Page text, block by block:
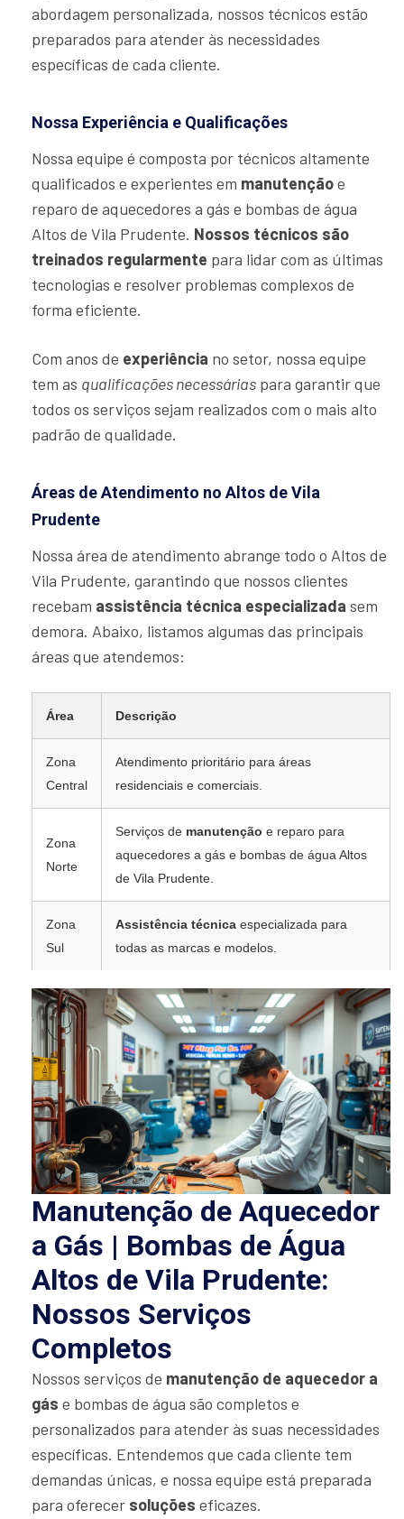
abordagem personalizada, nossos técnicos estão
preparados para atender às necessidades
específicas de cada cliente.
Nossa Experiência e Qualificações
Nossa equipe é composta por técnicos altamente
qualificados e experientes em manutençãoe
reparo de aquecedores a gás e bombas de água
Altos de Vila Prudente. Nossos técnicos são
treinados regularmente para lidar com as últimas
tecnologias e resolver problemas complexos de
forma eficiente.
Com anos de experiência no setor, nossa equipe
tem as qualificações necessárias para garantir que
todos os serviços sejam realizados com o mais alto
padrão de qualidade.
Áreas de Atendimento no Altos de Vila
Prudente
Nossa área de atendimento abrange todo o Altos de
Vila Prudente, garantindo que nossos clientes
recebam assistência técnica especializada sem
demora. Abaixo, listamos algumas das principais
áreas que atendemos:
Área Descrição
Zona
Central
Atendimento prioritário para áreas
residenciais e comerciais.
Zona
Norte
Serviços de manutenção e reparo para
aquecedores a gás e bombas de água Altos
de Vila Prudente.
Zona
Sul
Assistência técnica especializada para
todas as marcas e modelos.
Manutenção de Aquecedor
a Gás | Bombas de Água
Altos de Vila Prudente:
Nossos Serviços
Completos
Nossos serviços de manutenção de aquecedor a
gás e bombas de água são completos e
personalizados para atender às suas necessidades
específicas. Entendemos que cada cliente tem
demandas únicas, e nossa equipe está preparada
para oferecer soluções eficazes.